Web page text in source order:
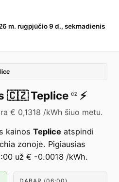
m. rugpjūčio 9 d., sekmadienis
🇨🇿Teplice CZ ⚡️
€ 0,1318 /kWh šiuo metu.
kainos Teplice atspindi
zonoje. Pigiausias
už € -0.0018 /kWh.